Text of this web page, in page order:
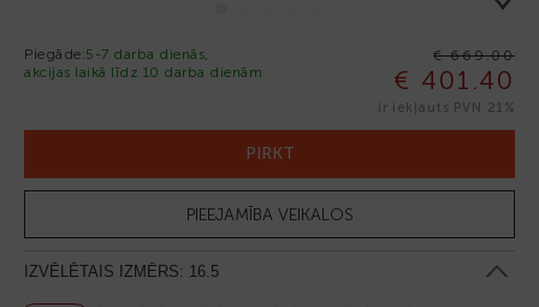
Piegāde:5-7 darba dienās,
akcijas laikā līdz 10 darba dienām
€ 669.00
€ 401.40
ir iekļauts PVN 21%
PIRKT
PIEEJAMĪBA VEIKALOS
IZVĒLĒTAIS IZMĒRS: 16.5